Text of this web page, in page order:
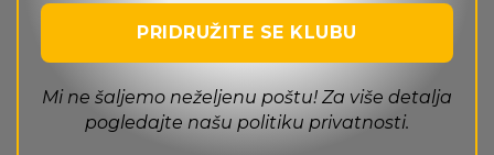
Mi ne šaljemo neželjenu poštu! Za više detalja
pogledajte našu politiku privatnosti.